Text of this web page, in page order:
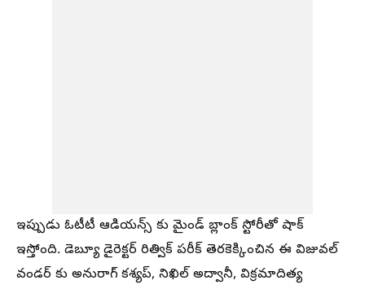
ఇప్పుడు ఓటీటీ ఆడియన్స్ కు మైండ్ బ్లాంక్ స్టోరీతో షాక్
ఇస్తోంది. డెబ్యూ డైరెక్టర్ రిత్విక్ పరీక్ తెరకెక్కించిన ఈ విజువల్
వండర్ కు అనురాగ్ కశ్యప్, నిఖిల్ అద్వానీ, విక్రమాదిత్య